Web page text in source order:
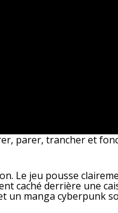
parer, trancher et
Le jeu pousse
caché derrière une
un manga cyberpunk